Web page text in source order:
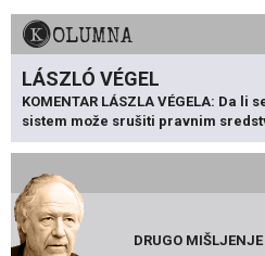
KOLUMNA
LÁSZLÓ VÉGEL
KOMENTAR LÁSZLA VÉGELA: Da li
sistem može srušiti pravnim
DRUGO